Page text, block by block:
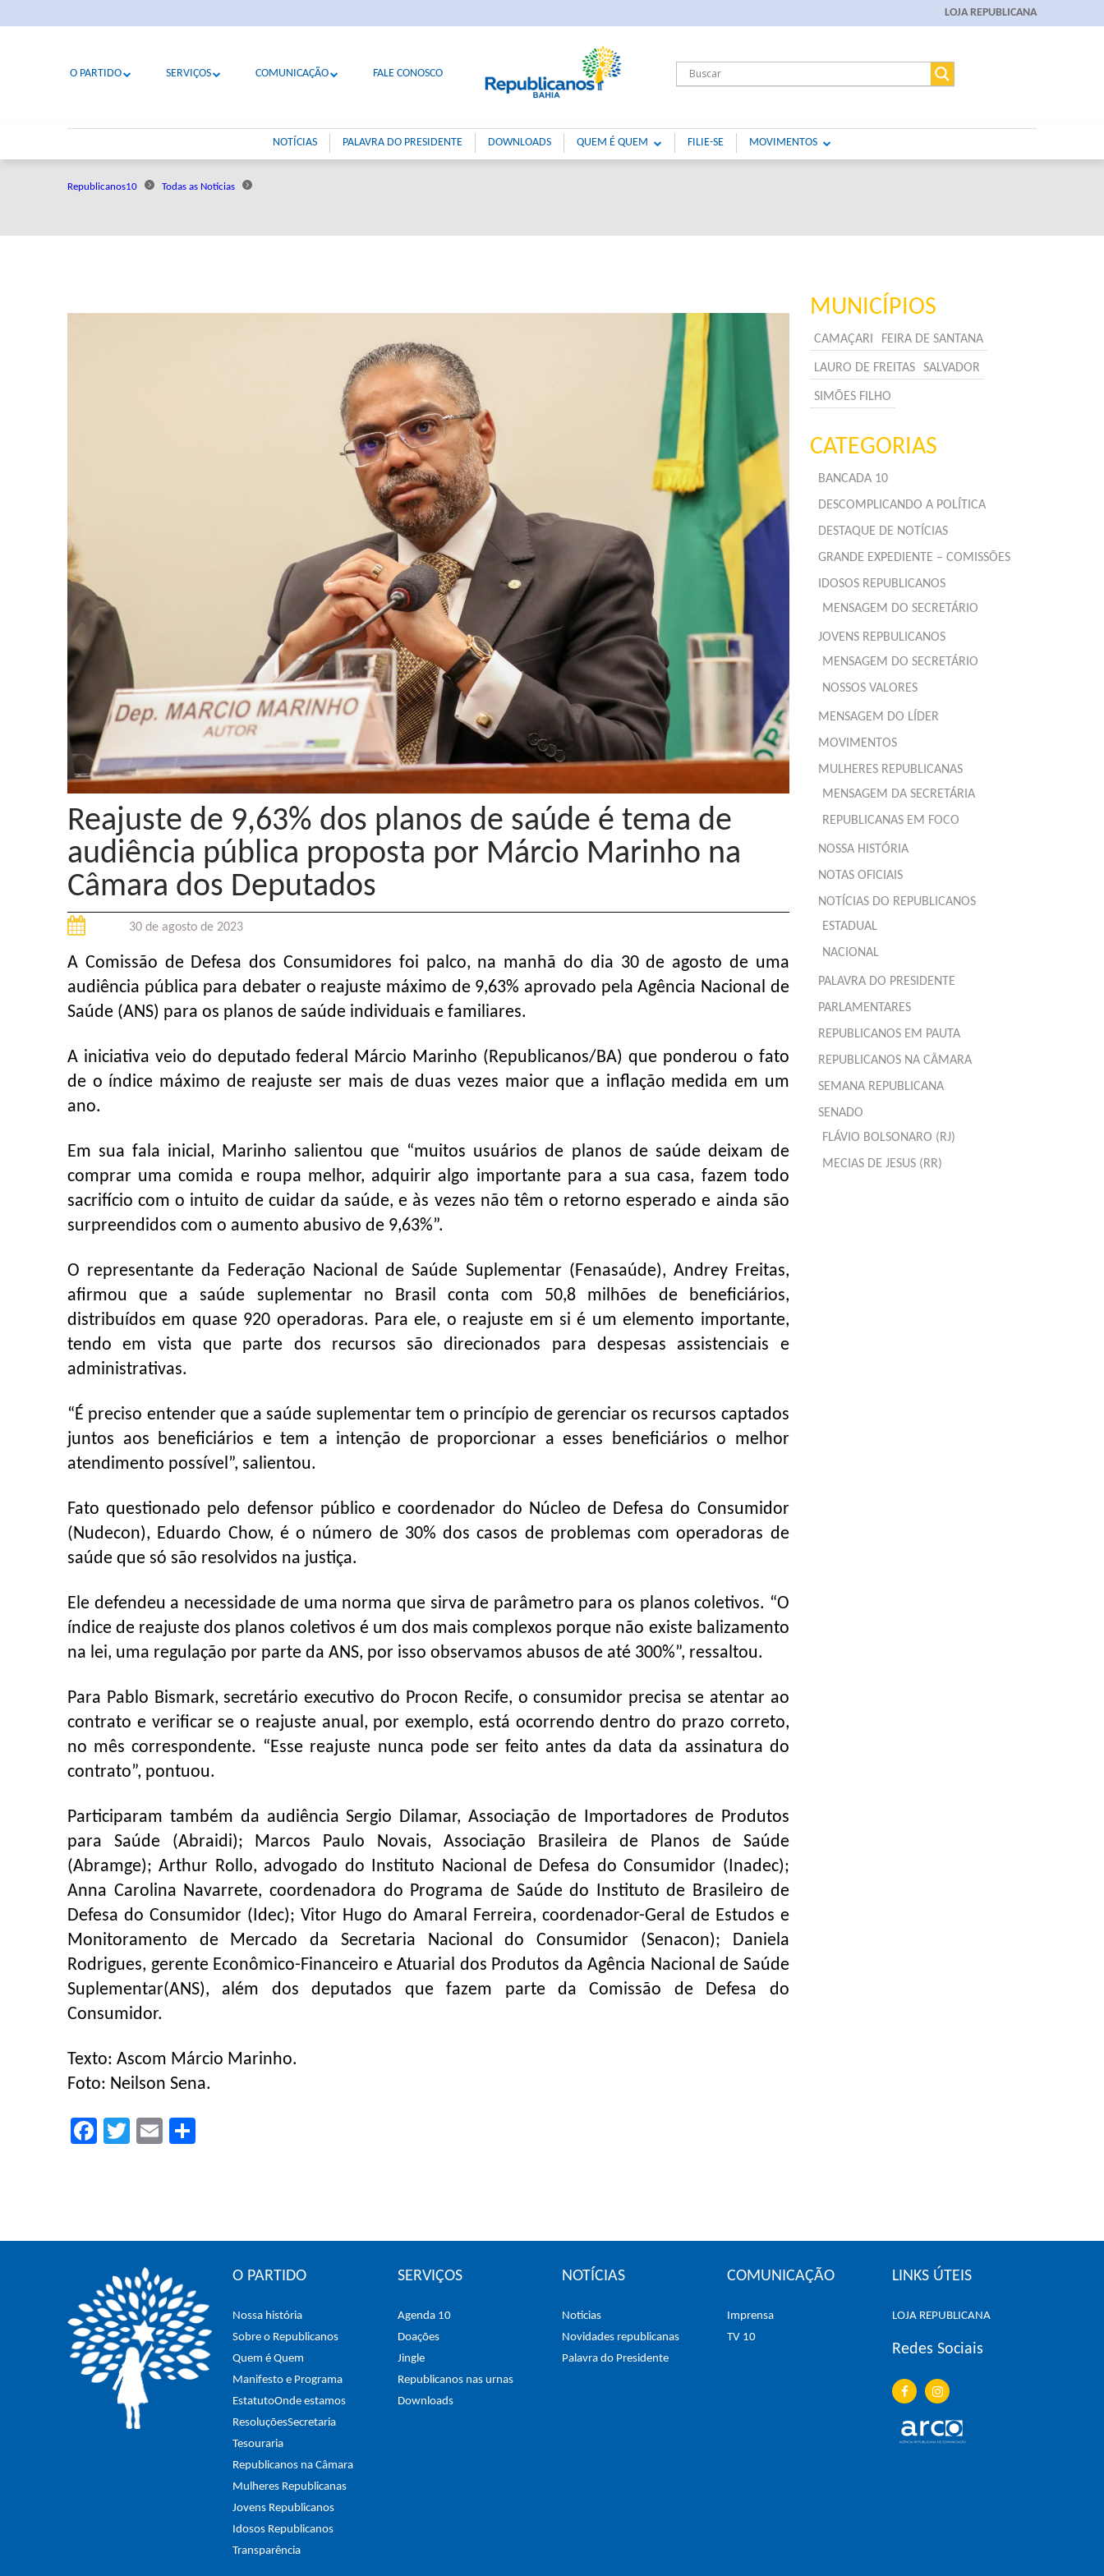
LOJA REPUBLICANA
O PARTIDO SERVIÇOS COMUNICAÇÃO FALE CONOSCO
NOTÍCIAS PALAVRA DO PRESIDENTE DOWNLOADS QUEM É QUEM FILIE-SE MOVIMENTOS
Republicanos10 Todas as Notícias
Reajuste de 9,63% dos planos de saúde é tema de
audiência pública proposta por Márcio Marinho na
Câmara dos Deputados
30 de agosto de 2023
A Comissão de Defesa dos Consumidores foi palco, na manhã do dia 30 de agosto de uma
audiência pública para debater o reajuste máximo de 9,63% aprovado pela Agência Nacional de
Saúde (ANS) para os planos de saúde individuais e familiares.
A iniciativa veio do deputado federal Márcio Marinho (Republicanos/BA) que ponderou o fato
de o índice máximo de reajuste ser mais de duas vezes maior que a inflação medida em um
ano.
Em sua fala inicial, Marinho salientou que “muitos usuários de planos de saúde deixam de
comprar uma comida e roupa melhor, adquirir algo importante para a sua casa, fazem todo
sacrifício com o intuito de cuidar da saúde, e às vezes não têm o retorno esperado e ainda são
surpreendidos com o aumento abusivo de 9,63%”.
O representante da Federação Nacional de Saúde Suplementar (Fenasaúde), Andrey Freitas,
afirmou que a saúde suplementar no Brasil conta com 50,8 milhões de beneficiários,
distribuídos em quase 920 operadoras. Para ele, o reajuste em si é um elemento importante,
tendo em vista que parte dos recursos são direcionados para despesas assistenciais e
administrativas.
“É preciso entender que a saúde suplementar tem o princípio de gerenciar os recursos captados
juntos aos beneficiários e tem a intenção de proporcionar a esses beneficiários o melhor
atendimento possível”, salientou.
Fato questionado pelo defensor público e coordenador do Núcleo de Defesa do Consumidor
(Nudecon), Eduardo Chow, é o número de 30% dos casos de problemas com operadoras de
saúde que só são resolvidos na justiça.
Ele defendeu a necessidade de uma norma que sirva de parâmetro para os planos coletivos. “O
índice de reajuste dos planos coletivos é um dos mais complexos porque não existe balizamento
na lei, uma regulação por parte da ANS, por isso observamos abusos de até 300%”, ressaltou.
Para Pablo Bismark, secretário executivo do Procon Recife, o consumidor precisa se atentar ao
contrato e verificar se o reajuste anual, por exemplo, está ocorrendo dentro do prazo correto,
no mês correspondente. “Esse reajuste nunca pode ser feito antes da data da assinatura do
contrato”, pontuou.
Participaram também da audiência Sergio Dilamar, Associação de Importadores de Produtos
para Saúde (Abraidi); Marcos Paulo Novais, Associação Brasileira de Planos de Saúde
(Abramge); Arthur Rollo, advogado do Instituto Nacional de Defesa do Consumidor (Inadec);
Anna Carolina Navarrete, coordenadora do Programa de Saúde do Instituto de Brasileiro de
Defesa do Consumidor (Idec); Vitor Hugo do Amaral Ferreira, coordenador-Geral de Estudos e
Monitoramento de Mercado da Secretaria Nacional do Consumidor (Senacon); Daniela
Rodrigues, gerente Econômico-Financeiro e Atuarial dos Produtos da Agência Nacional de Saúde
Suplementar(ANS), além dos deputados que fazem parte da Comissão de Defesa do
Consumidor.
Texto: Ascom Márcio Marinho.
Foto: Neilson Sena.
Facebook
TwitterEmail
MUNICÍPIOS
CAMAÇARI FEIRA DE SANTANA
LAURO DE FREITAS SALVADOR
SIMÕES FILHO
CATEGORIAS
BANCADA 10
DESCOMPLICANDO A POLÍTICA
DESTAQUE DE NOTÍCIAS
GRANDE EXPEDIENTE – COMISSÕES
IDOSOS REPUBLICANOS
MENSAGEM DO SECRETÁRIO
JOVENS REPBULICANOS
MENSAGEM DO SECRETÁRIO
NOSSOS VALORES
MENSAGEM DO LÍDER
MOVIMENTOS
MULHERES REPUBLICANAS
MENSAGEM DA SECRETÁRIA
REPUBLICANAS EM FOCO
NOSSA HISTÓRIA
NOTAS OFICIAIS
NOTÍCIAS DO REPUBLICANOS
ESTADUAL
NACIONAL
PALAVRA DO PRESIDENTE
PARLAMENTARES
REPUBLICANOS EM PAUTA
REPUBLICANOS NA CÂMARA
SEMANA REPUBLICANA
SENADO
FLÁVIO BOLSONARO (RJ)
MECIAS DE JESUS (RR)
O PARTIDO
Nossa história
Sobre o Republicanos
Quem é Quem
Manifesto e Programa
EstatutoOnde estamos
ResoluçõesSecretaria
Tesouraria
Republicanos na Câmara
Mulheres Republicanas
Jovens Republicanos
Idosos Republicanos
Transparência
SERVIÇOS
Agenda 10
Doações
Jingle
Republicanos nas urnas
Downloads
NOTÍCIAS
Noticias
Novidades republicanas
Palavra do Presidente
COMUNICAÇÃO
Imprensa
TV 10
LINKS ÚTEIS
LOJA REPUBLICANA
Redes Sociais